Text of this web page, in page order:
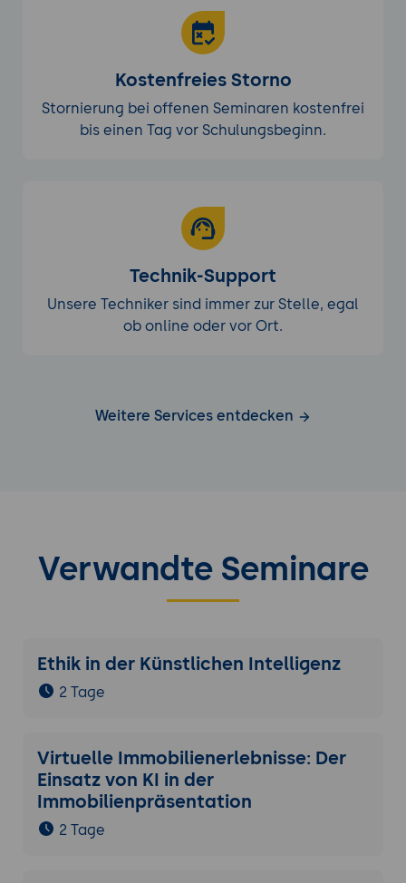
Kostenfreies Storno
Stornierung bei offenen Seminaren kostenfrei
bis einen Tag vor Schulungsbeginn.
Technik-Support
Unsere Techniker sind immer zur Stelle, egal
ob online oder vor Ort.
Weitere Services entdecken
Verwandte Seminare
Ethik in der Künstlichen Intelligenz
2 Tage
Virtuelle Immobilienerlebnisse: Der
Einsatz von KI in der
Immobilienpräsentation
2 Tage